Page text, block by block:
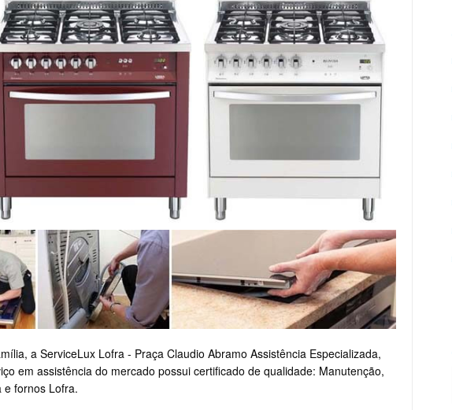
a ServiceLux Lofra - Praça Claudio Abramo Assistência Especializada,
em assistência do mercado possui certificado de qualidade: Manutenção,
e fornos Lofra.